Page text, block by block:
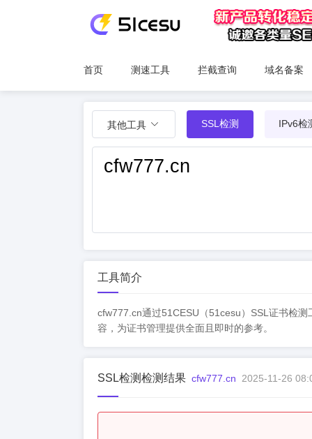
首页 测速工具 拦截查询 域名备案
其他工具 SSL检测 IPv6检
工具简介
cfw777.cn通过51CESU（51cesu）SSL证书检
容，为证书管理提供全面且即时的参考。
SSL检测检测结果 cfw777.cn 2025-11-26